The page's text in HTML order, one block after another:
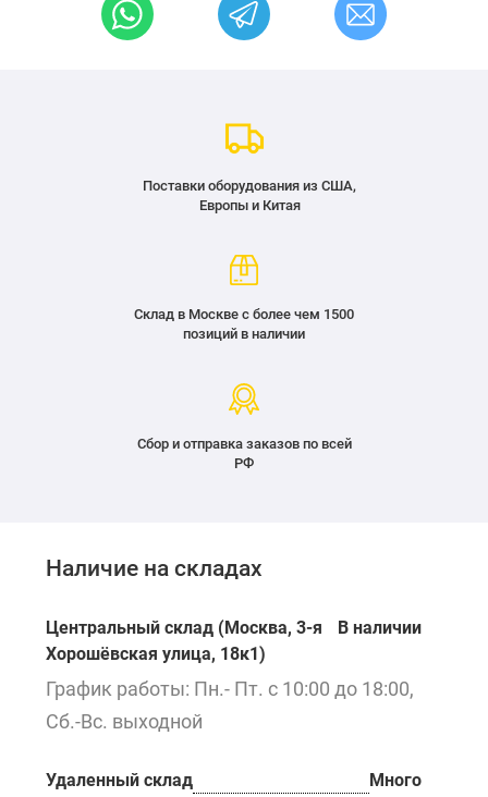
Поставки оборудования из США,
Европы и Китая
Склад в Москве с более чем 1500
позиций в наличии
Сбор и отправка заказов по всей
РФ
Наличие на складах
Центральный склад (Москва, 3-я
Хорошёвская улица, 18к1)
В наличии
График работы: Пн.- Пт. с 10:00 до 18:00,
Сб.-Вс. выходной
Удаленный склад Много